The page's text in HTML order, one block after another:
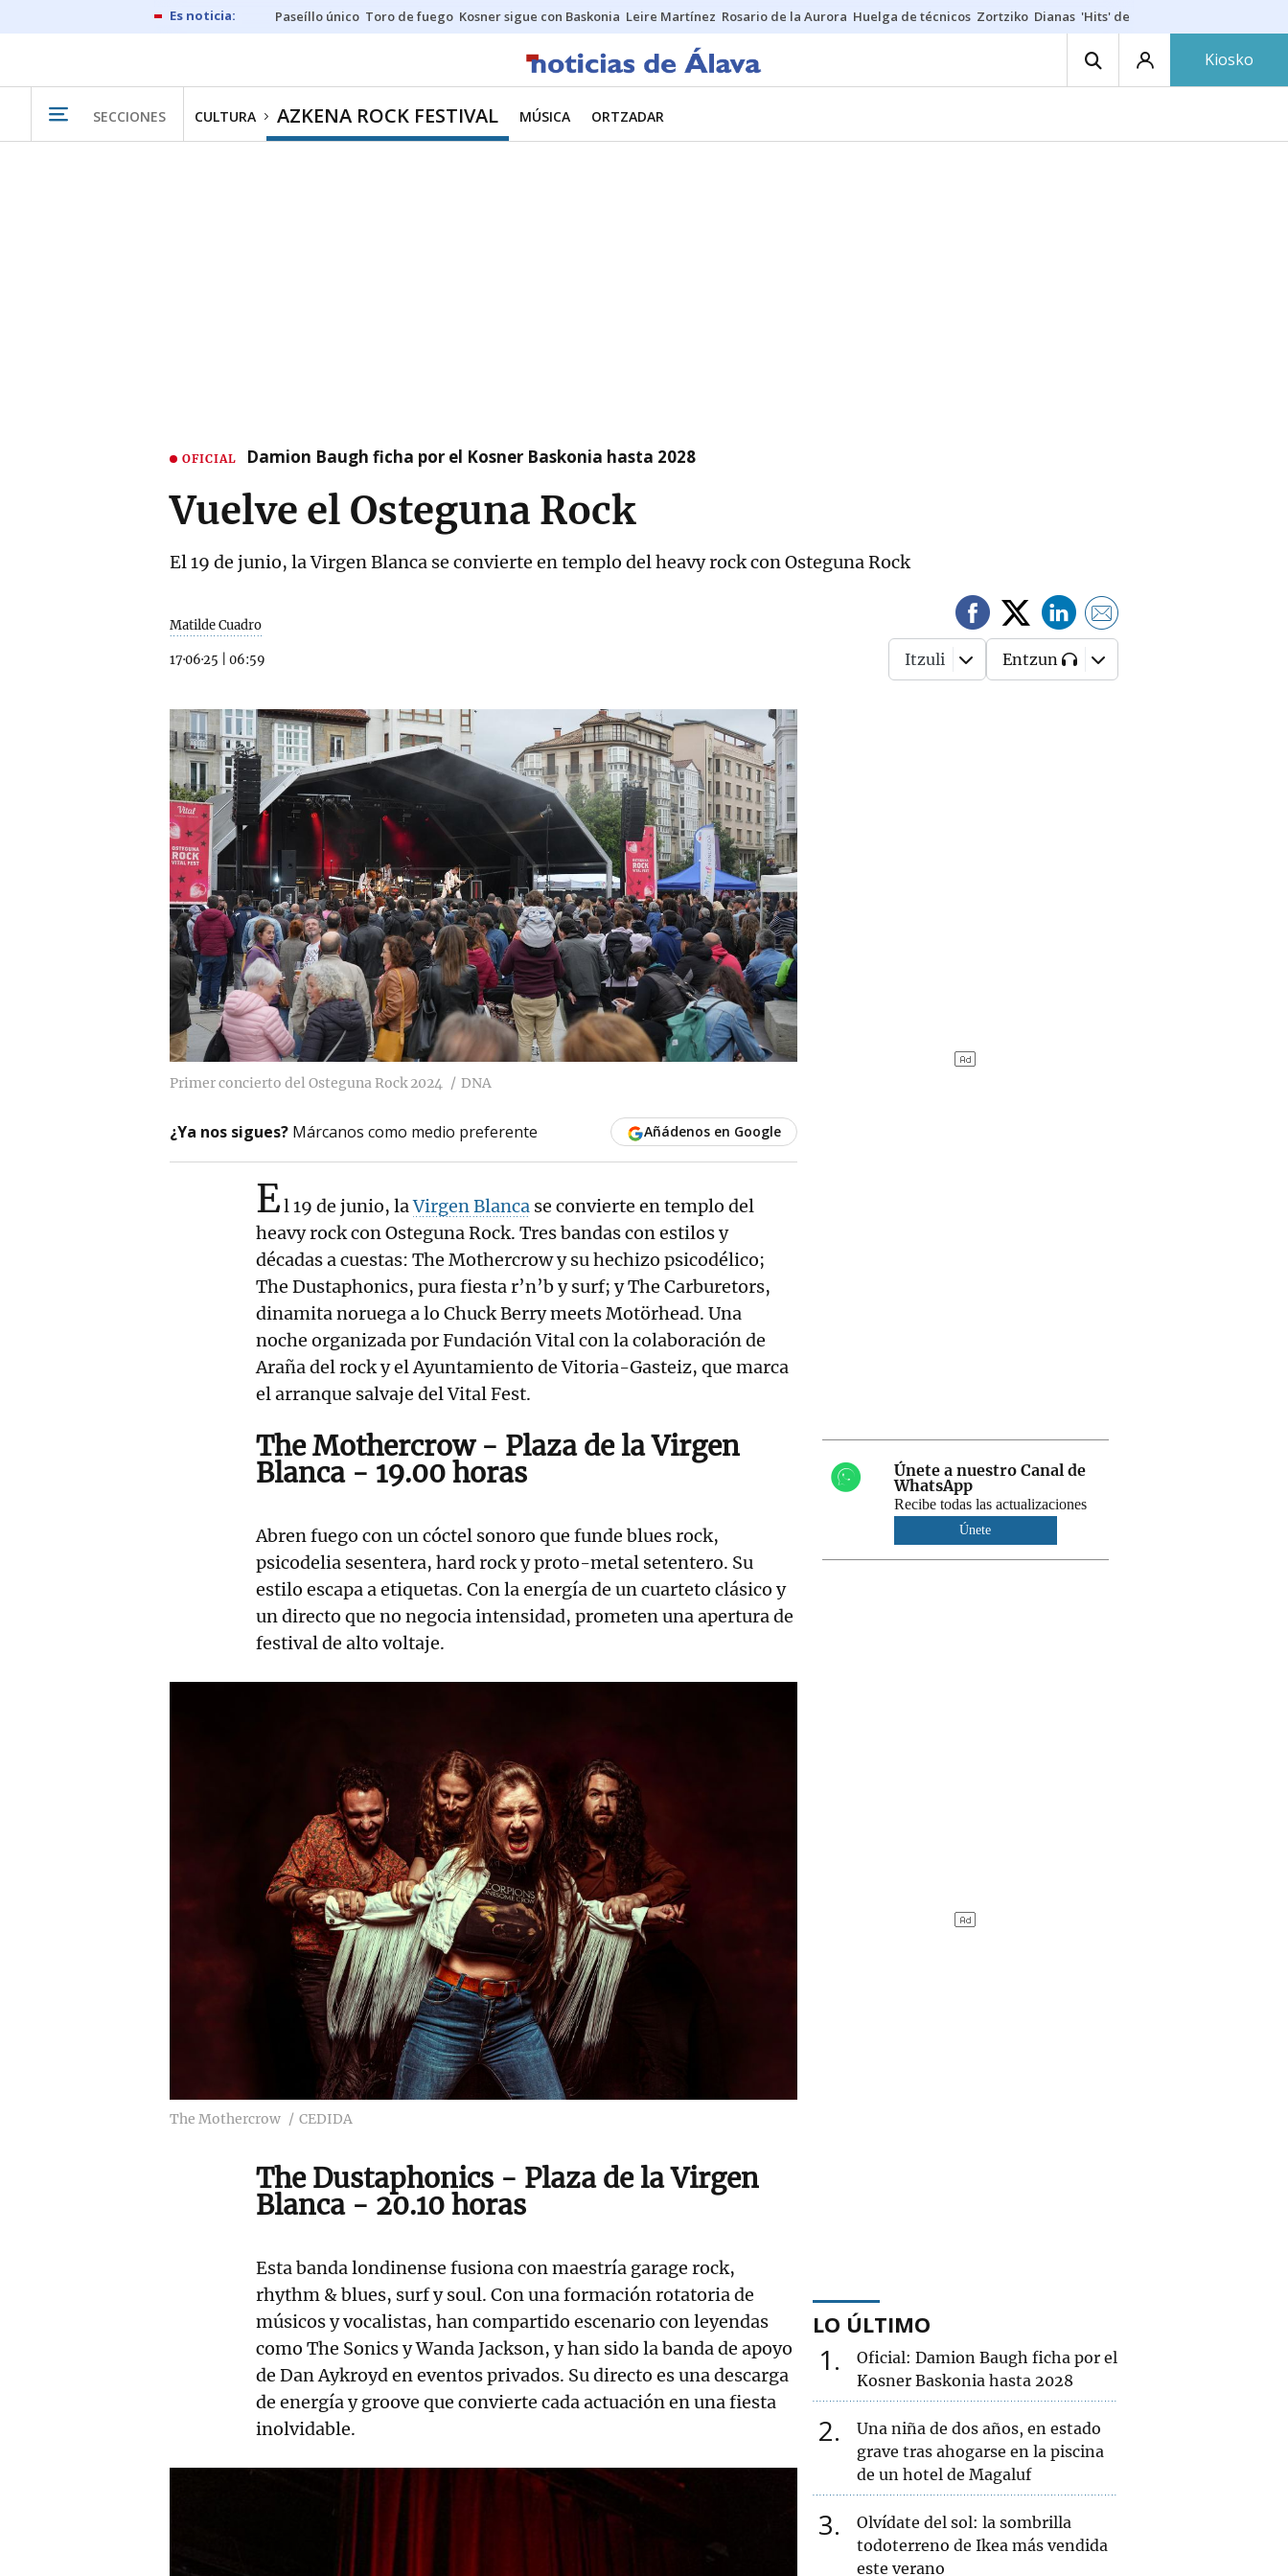
Paseíllo único Toro de fuego Kosner sigue con Baskonia Leire Martínez Rosario de la Aurora Huelga de técnicos Zortziko Dianas 'Hits' de las txarangas
Kiosko
SECCIONES CULTURA AZKENA ROCK FESTIVAL MÚSICA ORTZADAR
OFICIAL Damion Baugh ficha por el Kosner Baskonia hasta 2028
Vuelve el Osteguna Rock
El 19 de junio, la Virgen Blanca se convierte en templo del heavy rock con Osteguna Rock
Matilde Cuadro
17·06·25 06:59 Itzuli Entzun
Primer concierto del Osteguna Rock 2024 DNA
¿Ya nos sigues? Márcanos como medio preferente Añádenos en Google
El 19 de junio, laVirgen Blanca se convierte en templo del
heavy rock con Osteguna Rock. Tres bandas con estilos y
décadas a cuestas: The Mothercrow y su hechizo psicodélico;
The Dustaphonics, pura fiesta r’n’b y surf; y The Carburetors,
dinamita noruega a lo Chuck Berry meets Motörhead. Una
noche organizada por Fundación Vital con la colaboración de
Araña del rock y el Ayuntamiento de Vitoria-Gasteiz, que marca
el arranque salvaje del Vital Fest.
The Mothercrow - Plaza de la Virgen
Blanca - 19.00 horas
Abren fuego con un cóctel sonoro que funde blues rock,
psicodelia sesentera, hard rock y proto-metal setentero. Su
estilo escapa a etiquetas. Con la energía de un cuarteto clásico y
un directo que no negocia intensidad, prometen una apertura de
festival de alto voltaje.
The Mothercrow CEDIDA
The Dustaphonics - Plaza de la Virgen
Blanca - 20.10 horas
Esta banda londinense fusiona con maestría garage rock,
rhythm & blues, surf y soul. Con una formación rotatoria de
músicos y vocalistas, han compartido escenario con leyendas
como The Sonics y Wanda Jackson, y han sido la banda de apoyo
de Dan Aykroyd en eventos privados. Su directo es una descarga
de energía y groove que convierte cada actuación en una fiesta
inolvidable.
Únete a nuestro Canal de
WhatsApp
Recibe todas las actualizaciones
Únete
LO ÚLTIMO
1
Oficial: Damion Baugh ficha por el
Kosner Baskonia hasta 2028
2
Una niña de dos años, en estado
grave tras ahogarse en la piscina
de un hotel de Magaluf
3
Olvídate del sol: la sombrilla
todoterreno de Ikea más vendida
este verano